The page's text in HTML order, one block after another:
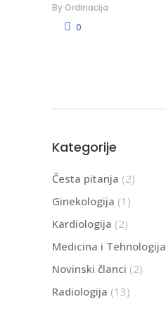
By Ordinacija
0
Kategorije
Česta pitanja (2)
Ginekologija (1)
Kardiologija (2)
Medicina i Tehnologija
Novinski članci (2)
Radiologija (13)